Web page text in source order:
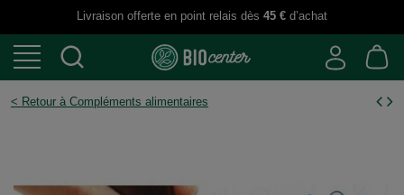
Livraison offerte en point relais dès 45 € d’achat